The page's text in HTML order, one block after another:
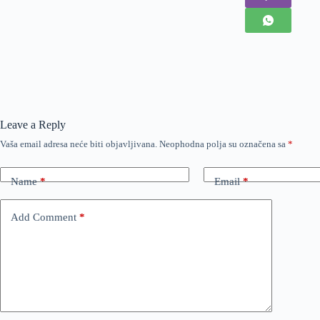
Leave a Reply
Vaša email adresa neće biti objavljivana. Neophodna polja su označena sa *
Name* Email*
Add Comment *